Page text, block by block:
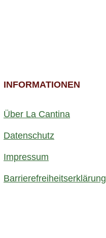
INFORMATIONEN
Über La Cantina
Datenschutz
Impressum
Barrierefreiheitserklärung